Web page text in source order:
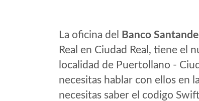
La oficina del Banco
Real en Ciudad Real, tiene el
localidad de Puertollano -
necesitas hablar con ellos en
necesitas saber el codigo